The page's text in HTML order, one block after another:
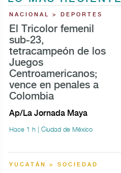
NACIONAL > DEPORTES
El Tricolor femenil
sub-23,
tetracampeón de los
Juegos
Centroamericanos;
vence en penales a
Colombia
Ap/La Jornada Maya
Hace 1 h | Ciudad de México
YUCATÁN > SOCIEDAD